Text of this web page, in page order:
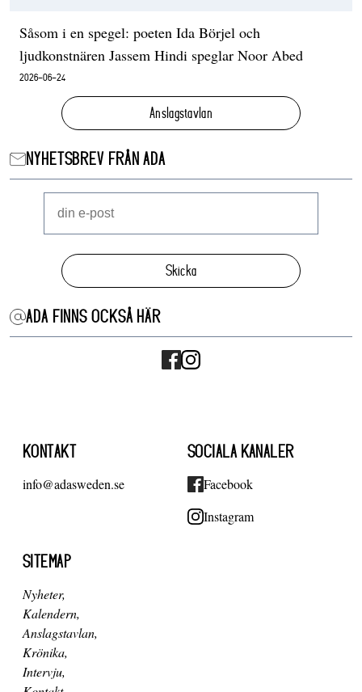
Såsom i en spegel: poeten Ida Börjel och
ljudkonstnären Jassem Hindi speglar Noor Abed
2026-06-24
Anslagstavlan
NYHETSBREV FRÅN ADA
Skicka
ADA FINNS OCKSÅ HÄR
KONTAKT
info@adasweden.se
SOCIALA KANALER
Facebook
Instagram
SITEMAP
Nyheter
Kalendern
Anslagstavlan
Krönika
Intervju